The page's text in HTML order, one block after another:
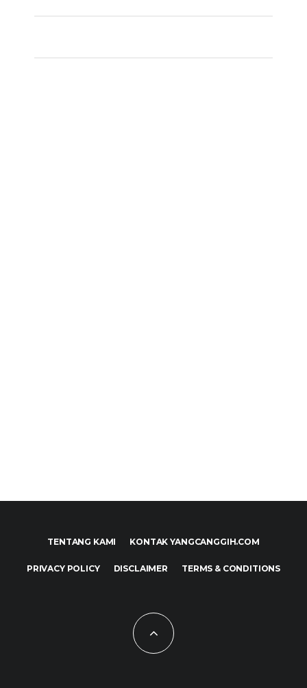
TENTANG KAMI KONTAK YANGCANGGIH.COM
PRIVACY POLICY DISCLAIMER TERMS & CONDITIONS